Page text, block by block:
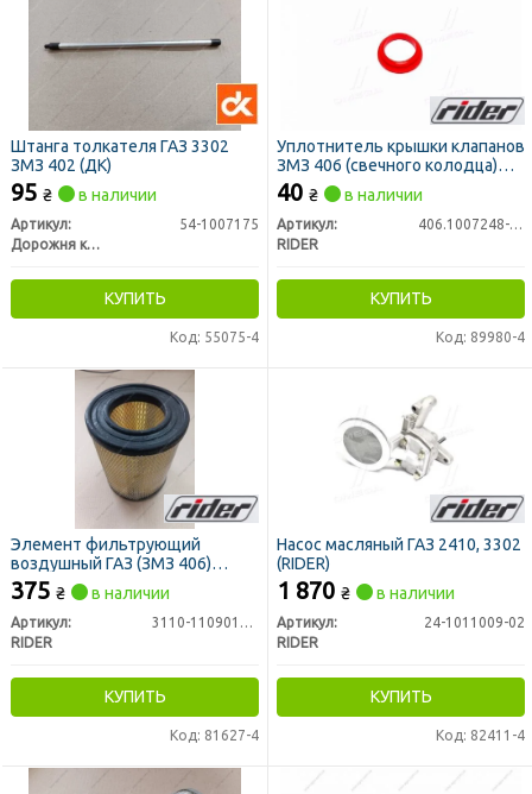
Штанга толкателя ГАЗ 3302
ЗМЗ 402 (ДК)
95 ₴ в наличии
Артикул:
54-1007175
Дорожня карта
КУПИТЬ
Код: 55075-4
Уплотнитель крышки клапанов
ЗМЗ 406 (свечного колодца)
нов. обр. (красный силикон)
(RIDER)
40 ₴ в наличии
Артикул:
406.1007248-10
RIDER
КУПИТЬ
Код: 89980-4
Элемент фильтрующий
воздушный ГАЗ (ЗМЗ 406)
низкий (RIDER)
375 ₴ в наличии
Артикул:
3110-1109013-10
RIDER
КУПИТЬ
Код: 81627-4
Насос масляный ГАЗ 2410, 3302
(RIDER)
1 870 ₴ в наличии
Артикул:
24-1011009-02
RIDER
КУПИТЬ
Код: 82411-4